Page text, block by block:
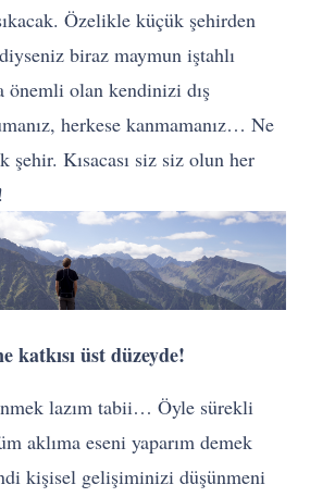
Özelikle küçük şehirden
biraz maymun iştahlı
olan kendinizi dış
herkese kanmamanız… Ne
şehir. Kısacası siz siz olun her
katkısı üst düzeyde!
lazım tabii… Öyle sürekli
aklıma eseni yaparım demek
kişisel gelişiminizi düşünmeni